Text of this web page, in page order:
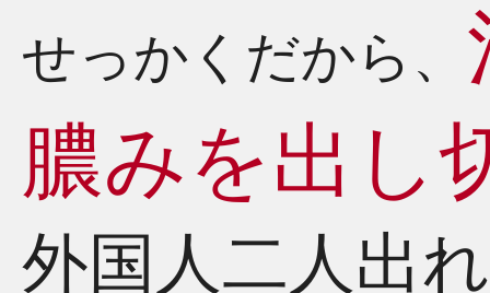
せっかくだから、
膿みを出し
外国人二人出